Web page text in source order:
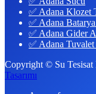
✅ Adana Klozet
✅ Adana
✅ Adana Gider
✅ Adana Tuvalet
Copyright © Su Tesisat
Tasarımı